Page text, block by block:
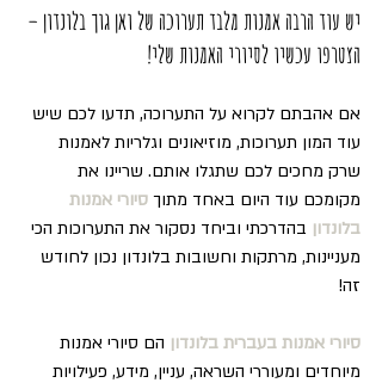
יש עוד הרבה אמנות מלבד תערוכה של ואן גוך בלונדון –
הצטרפו עכשיו לסיורי האמנות שלי!
אם אהבתם לקרוא על התערוכה, תדעו לכם שיש
עוד המון תערוכות, מוזיאונים וגלריות לאמנות
שרק מחכים לכם שתגלו אותם. שריינו את
מקומכם עוד היום באחד מתוך סיורי אמנות
בלונדון בהדרכתי וביחד נסקור את התערוכות הכי
מעניינות, מרתקות וחשובות בלונדון נכון לחודש
זה!
סיורי אמנות בעברית בלונדון הם סיורי אמנות
מיוחדים ומעוררי השראה, עניין, מידע, פעילויות